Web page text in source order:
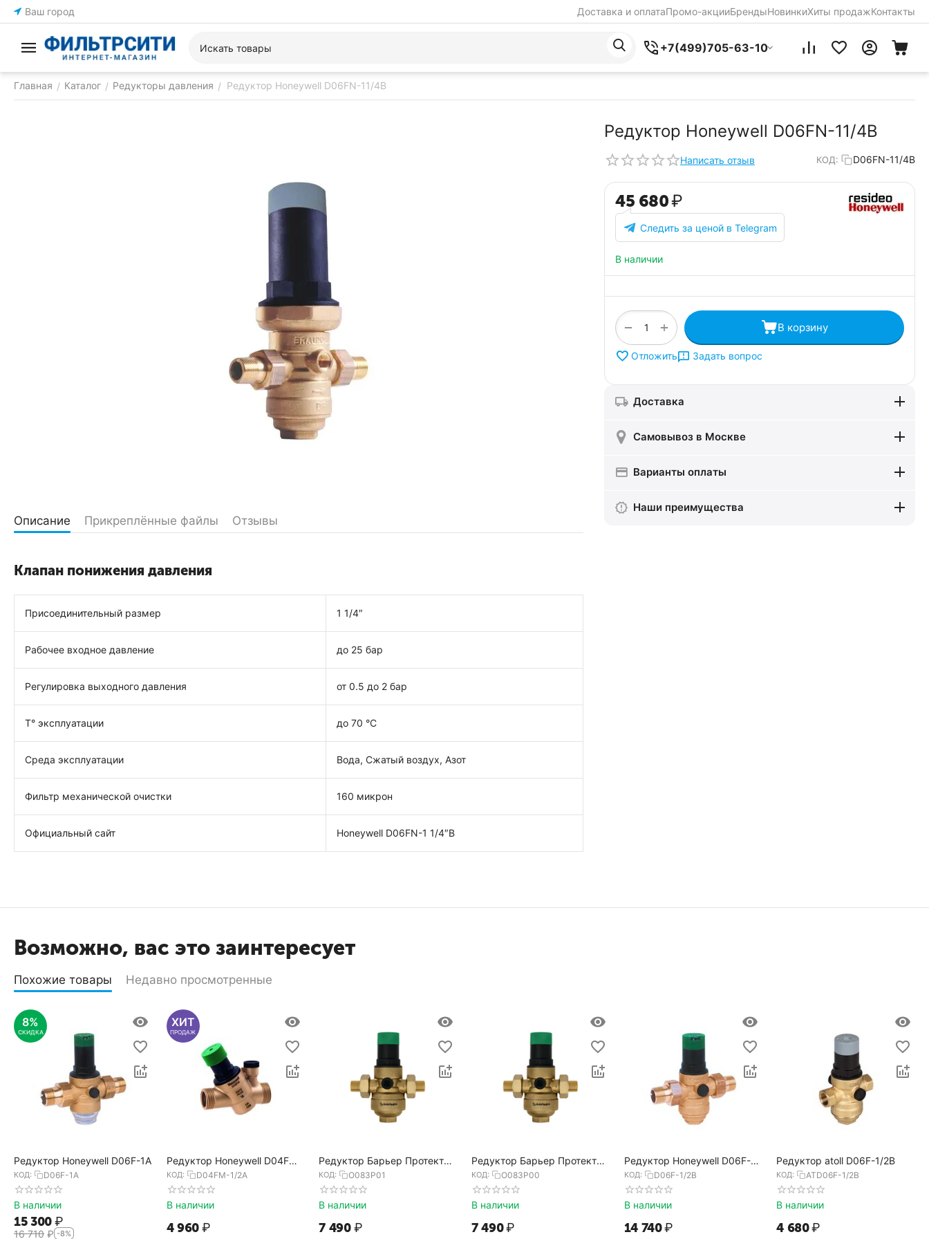
Ваш город Доставка и оплатаПромо-акцииБрендыНовинкиХиты продажКонтакты
+7(499)705-63-10
Главная / Каталог / Редукторы давления / Редуктор Honeywell D06FN-11/4B
Редуктор Honeywell D06FN-11/4B
Написать отзыв КОД: D06FN-11/4B
45 680₽
Следить за ценой в Telegram
В наличии
+
− В корзину
Отложить Задать вопрос
Доставка
Самовывоз в Москве
Варианты оплаты
Наши преимущества
Описание Прикреплённые файлы Отзывы
Клапан понижения давления
Присоединительный размер 1 1/4″
Рабочее входное давление до 25 бар
Регулировка выходного давления от 0.5 до 2 бар
Т° эксплуатации до 70 °C
Среда эксплуатации Вода, Сжатый воздух, Азот
Фильтр механической очистки 160 микрон
Официальный сайт Honeywell D06FN-1 1/4″B
Возможно, вас это заинтересует
Похожие товары Недавно просмотренные
8%
СКИДКА
Редуктор Honeywell D06F-1A
КОД: D06F-1A
В наличии
15 300₽
16 710 ₽ -8%
ХИТ
ПРОДАЖ
Редуктор Honeywell D04FM-
1/2A
КОД: D04FM-1/2A
В наличии
4 960₽
Редуктор Барьер Протект
3/4
КОД: О083Р01
В наличии
7 490 ₽
Редуктор Барьер Протект
1/2
КОД: О083Р00
В наличии
7 490₽
Редуктор Honeywell D06F-
1/2B
КОД: D06F-1/2B
В наличии
14 740₽
Редуктор atoll D06F-1/2B
КОД: ATD06F-1/2B
В наличии
4 680₽